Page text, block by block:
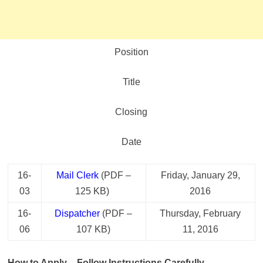
Position
Title
Closing
Date
16-
03
Mail Clerk (PDF –
125 KB)
Friday, January 29,
2016
16-
06
Dispatcher (PDF –
107 KB)
Thursday, February
11, 2016